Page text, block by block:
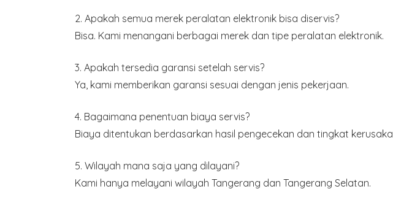
2. Apakah semua merek peralatan elektronik bisa diservis?
Bisa. Kami menangani berbagai merek dan tipe peralatan elektronik.
3. Apakah tersedia garansi setelah servis?
Ya, kami memberikan garansi sesuai dengan jenis pekerjaan.
4. Bagaimana penentuan biaya servis?
Biaya ditentukan berdasarkan hasil pengecekan dan tingkat
5. Wilayah mana saja yang dilayani?
Kami hanya melayani wilayah Tangerang dan Tangerang Selatan.